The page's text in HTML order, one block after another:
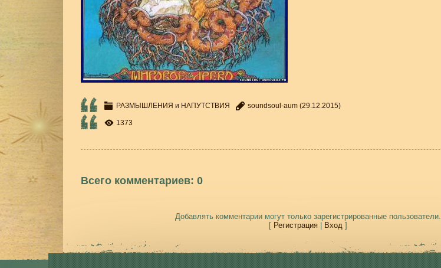
РАЗМЫШЛЕНИЯ и НАПУТСТВИЯ soundsoul-aum (29.12.2015)
1373
Всего комментариев: 0
Добавлять комментарии могут только зарегистрированные пользователи.
[ Регистрация| Вход]